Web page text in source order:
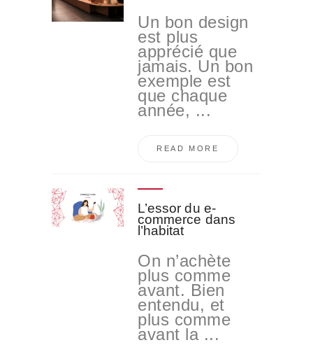
Un bon design
est plus
apprécié que
jamais. Un bon
exemple est
que chaque
année, ...
READ MORE
L’essor du e-
commerce dans
l’habitat
On n’achète
plus comme
avant. Bien
entendu, et
plus comme
avant la ...